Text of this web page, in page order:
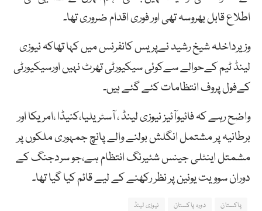
اطلاع قابل بھروسہ تھی اور فوری اقدام ضروری تھا۔
وزیرداخلہ شیخ رشید نےپریس کانفرنس میں کہا تھاکہ نیوزی
لینڈ ٹیم کےحوالے سےکوئی سیکیورٹی تھرٹ نہیں اورسیکیورٹی
کےفول پروف انتظامات کئے گئے ہیں۔
واضح رہے کہ فائیوآئیز نیوزی لینڈ ، آسٹریلیا،کنیڈا ،امریکا اور
برطانیہ پر مشتمل انگلش بولنے والے پانچ جمہوری ملکوں پر
مشمتل اینٹلی جینس شئیرنگ انتظام ہے،جو سردجنگ کے
دوران سوویت یونین پر نظر رکھنے کے لیے قائم کیا گیا تھا۔
پاکستان دورہ پاکستان نیوزی لینڈ